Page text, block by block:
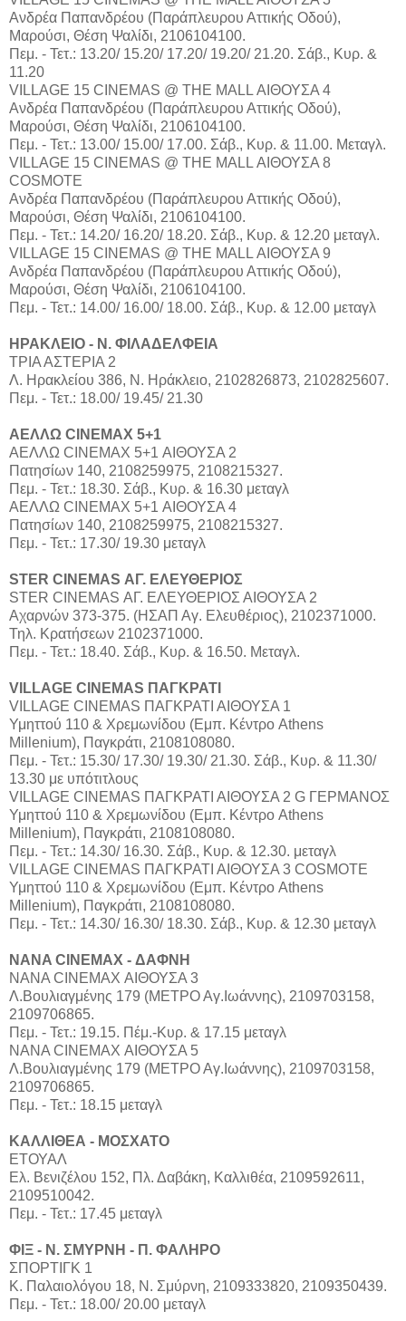
Aνδρέα Παπανδρέου (Παράπλευρου Αττικής Οδού),
Μαρούσι, Θέση Ψαλίδι, 2106104100.
Πεμ. - Τετ.: 13.20/ 15.20/ 17.20/ 19.20/ 21.20. Σάβ., Κυρ. &
11.20
VILLAGE 15 CINEMAS @ THE MALL ΑΙΘΟΥΣΑ 4
Aνδρέα Παπανδρέου (Παράπλευρου Αττικής Οδού),
Μαρούσι, Θέση Ψαλίδι, 2106104100.
Πεμ. - Τετ.: 13.00/ 15.00/ 17.00. Σάβ., Κυρ. & 11.00. Μεταγλ.
VILLAGE 15 CINEMAS @ THE MALL ΑΙΘΟΥΣΑ 8
COSMOTE
Aνδρέα Παπανδρέου (Παράπλευρου Αττικής Οδού),
Μαρούσι, Θέση Ψαλίδι, 2106104100.
Πεμ. - Τετ.: 14.20/ 16.20/ 18.20. Σάβ., Κυρ. & 12.20 μεταγλ.
VILLAGE 15 CINEMAS @ THE MALL ΑΙΘΟΥΣΑ 9
Aνδρέα Παπανδρέου (Παράπλευρου Αττικής Οδού),
Μαρούσι, Θέση Ψαλίδι, 2106104100.
Πεμ. - Τετ.: 14.00/ 16.00/ 18.00. Σάβ., Κυρ. & 12.00 μεταγλ
ΗΡΑΚΛΕΙΟ - Ν. ΦΙΛΑΔΕΛΦΕΙΑ
ΤΡΙΑ ΑΣΤΕΡΙΑ 2
Λ. Ηρακλείου 386, Ν. Ηράκλειο, 2102826873, 2102825607.
Πεμ. - Τετ.: 18.00/ 19.45/ 21.30
ΑΕΛΛΩ CINEMAX 5+1
ΑΕΛΛΩ CINEMAX 5+1 ΑΙΘΟΥΣΑ 2
Πατησίων 140, 2108259975, 2108215327.
Πεμ. - Τετ.: 18.30. Σάβ., Κυρ. & 16.30 μεταγλ
ΑΕΛΛΩ CINEMAX 5+1 ΑΙΘΟΥΣΑ 4
Πατησίων 140, 2108259975, 2108215327.
Πεμ. - Τετ.: 17.30/ 19.30 μεταγλ
STER CINEMAS ΑΓ. ΕΛΕΥΘΕΡΙΟΣ
STER CINEMAS ΑΓ. ΕΛΕΥΘΕΡΙΟΣ ΑΙΘΟΥΣΑ 2
Αχαρνών 373-375. (ΗΣΑΠ Αγ. Ελευθέριος), 2102371000.
Τηλ. Κρατήσεων 2102371000.
Πεμ. - Τετ.: 18.40. Σάβ., Κυρ. & 16.50. Μεταγλ.
VILLAGE CINEMAS ΠΑΓΚΡΑΤΙ
VILLAGE CINEMAS ΠΑΓΚΡΑΤΙ ΑΙΘΟΥΣΑ 1
Υμηττού 110 & Χρεμωνίδου (Εμπ. Κέντρο Athens
Millenium), Παγκράτι, 2108108080.
Πεμ. - Τετ.: 15.30/ 17.30/ 19.30/ 21.30. Σάβ., Κυρ. & 11.30/
13.30 με υπότιτλους
VILLAGE CINEMAS ΠΑΓΚΡΑΤΙ ΑΙΘΟΥΣΑ 2 G ΓΕΡΜΑΝΟΣ
Υμηττού 110 & Χρεμωνίδου (Εμπ. Κέντρο Athens
Millenium), Παγκράτι, 2108108080.
Πεμ. - Τετ.: 14.30/ 16.30. Σάβ., Κυρ. & 12.30. μεταγλ
VILLAGE CINEMAS ΠΑΓΚΡΑΤΙ ΑΙΘΟΥΣΑ 3 COSMOTE
Υμηττού 110 & Χρεμωνίδου (Εμπ. Κέντρο Athens
Millenium), Παγκράτι, 2108108080.
Πεμ. - Τετ.: 14.30/ 16.30/ 18.30. Σάβ., Κυρ. & 12.30 μεταγλ
NANA CINEMAX - ΔΑΦΝΗ
ΝΑΝΑ CINEMAX ΑΙΘΟΥΣΑ 3
Λ.Βουλιαγμένης 179 (ΜΕΤΡΟ Αγ.Ιωάννης), 2109703158,
2109706865.
Πεμ. - Τετ.: 19.15. Πέμ.-Κυρ. & 17.15 μεταγλ
ΝΑΝΑ CINEMAX ΑΙΘΟΥΣΑ 5
Λ.Βουλιαγμένης 179 (ΜΕΤΡΟ Αγ.Ιωάννης), 2109703158,
2109706865.
Πεμ. - Τετ.: 18.15 μεταγλ
ΚΑΛΛΙΘΕΑ - ΜΟΣΧΑΤΟ
ΕΤΟΥΑΛ
Ελ. Βενιζέλου 152, Πλ. Δαβάκη, Καλλιθέα, 2109592611,
2109510042.
Πεμ. - Τετ.: 17.45 μεταγλ
ΦΙΞ - Ν. ΣΜΥΡΝΗ - Π. ΦΑΛΗΡΟ
ΣΠΟΡΤΙΓΚ 1
Κ. Παλαιολόγου 18, Ν. Σμύρνη, 2109333820, 2109350439.
Πεμ. - Τετ.: 18.00/ 20.00 μεταγλ